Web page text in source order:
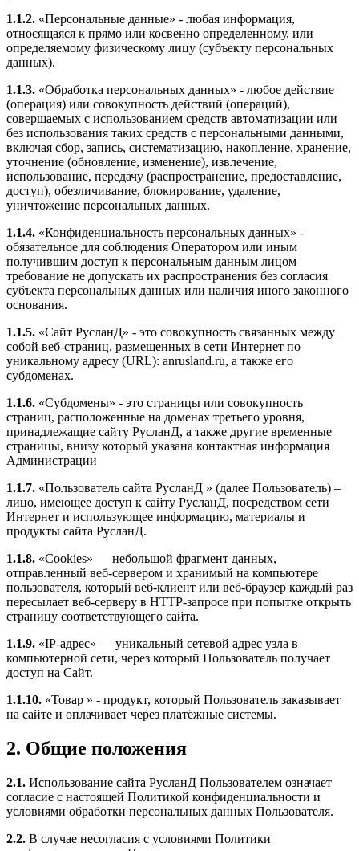
1.1.2. «Персональные данные» - любая информация,
относящаяся к прямо или косвенно определенному, или
определяемому физическому лицу (субъекту персональных
данных).
1.1.3. «Обработка персональных данных» - любое действие
(операция) или совокупность действий (операций),
совершаемых с использованием средств автоматизации или
без использования таких средств с персональными данными,
включая сбор, запись, систематизацию, накопление, хранение,
уточнение (обновление, изменение), извлечение,
использование, передачу (распространение, предоставление,
доступ), обезличивание, блокирование, удаление,
уничтожение персональных данных.
1.1.4. «Конфиденциальность персональных данных» -
обязательное для соблюдения Оператором или иным
получившим доступ к персональным данным лицом
требование не допускать их распространения без согласия
субъекта персональных данных или наличия иного законного
основания.
1.1.5. «Сайт РусланД» - это совокупность связанных между
собой веб-страниц, размещенных в сети Интернет по
уникальному адресу (URL): anrusland.ru, а также его
субдоменах.
1.1.6. «Субдомены» - это страницы или совокупность
страниц, расположенные на доменах третьего уровня,
принадлежащие сайту РусланД, а также другие временные
страницы, внизу который указана контактная информация
Администрации
1.1.7. «Пользователь сайта РусланД » (далее Пользователь) –
лицо, имеющее доступ к сайту РусланД, посредством сети
Интернет и использующее информацию, материалы и
продукты сайта РусланД.
1.1.8. «Cookies» — небольшой фрагмент данных,
отправленный веб-сервером и хранимый на компьютере
пользователя, который веб-клиент или веб-браузер каждый раз
пересылает веб-серверу в HTTP-запросе при попытке открыть
страницу соответствующего сайта.
1.1.9. «IP-адрес» — уникальный сетевой адрес узла в
компьютерной сети, через который Пользователь получает
доступ на Сайт.
1.1.10. «Товар » - продукт, который Пользователь заказывает
на сайте и оплачивает через платёжные системы.
2. Общие положения
2.1. Использование сайта РусланД Пользователем означает
согласие с настоящей Политикой конфиденциальности и
условиями обработки персональных данных Пользователя.
2.2. В случае несогласия с условиями Политики